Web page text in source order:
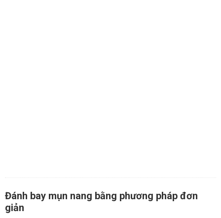
Đánh bay mụn nang bằng phương pháp đơn
giản